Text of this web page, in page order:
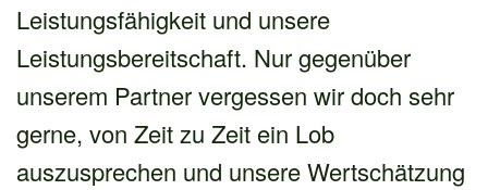
Leistungsfähigkeit und unsere
Leistungsbereitschaft. Nur gegenüber
unserem Partner vergessen wir doch sehr
gerne, von Zeit zu Zeit ein Lob
auszusprechen und unsere Wertschätzung